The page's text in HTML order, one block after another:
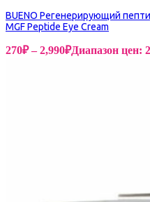
BUENO Регенерирующий
MGF Peptide Eye Cream
270₽ – 2,990₽Диапазон цен: